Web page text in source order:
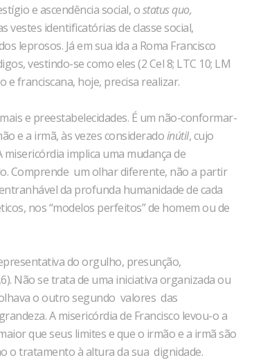
e ascendência social, ostatus quo,
vestes identificatórias de classe social,
leprosos. Já em sua ida a Roma Francisco
vestindo-se como eles (2 Cel 8; LTC 10; LM
e franciscana, hoje, precisa realizar.
e preestabelecidades. É um não-conformar-
e a irmã, às vezes consideradoinútil, cujo
implica uma mudança de
Comprende um olhar diferente, não a partir
da profunda humanidade de cada
nos “modelos perfeitos” de homem ou de
do orgulho, presunção,
Não se trata de uma iniciativa organizada ou
o outro segundo valores das
A misericórdia de Francisco levou-o a
que seus limites e que o irmão e a irmã são
o tratamento à altura da sua dignidade.